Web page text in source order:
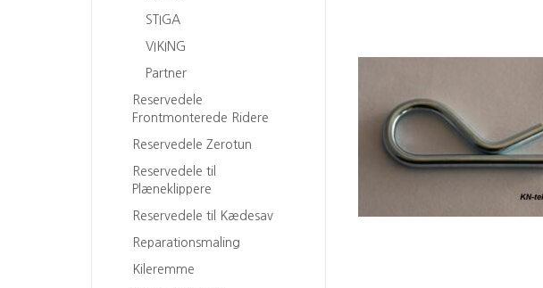
STIGA
VIKING
Partner
Reservedele
Frontmonterede Ridere
Reservedele Zerotun
Reservedele til
Plæneklippere
Reservedele til Kædesav
Reparationsmaling
Kileremme